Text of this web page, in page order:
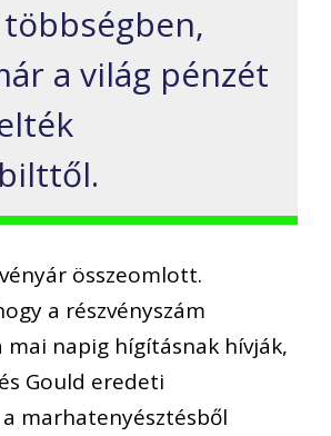
a világ pénzét
összeomlott.
a részvényszám
mai napig hígításnak hívják,
Gould eredeti
marhatenyésztésből